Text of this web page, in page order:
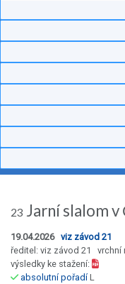
23 Jarní slalom v
19.04.2026 viz závod 21
ředitel: viz závod 21 vrchní
výsledky ke stažení:
absolutní pořadíL